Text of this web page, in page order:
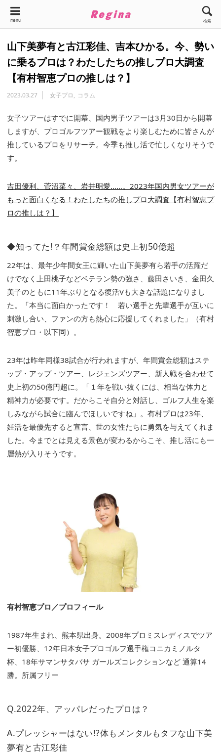
menu 検索
山下美夢有と古江彩佳、吉本ひかる。今、勢い
に乗るプロは？わたしたちの推しプロ大調査
【有村智恵プロの推しは？】
2023.03.27 女子プロ コラム
女子ツアーはすでに開幕、国内男子ツアーは3月30日から開幕
しますが、プロゴルフツアー観戦をより楽しむために皆さんが
推しているプロをリサーチ。今季も推し活で忙しくなりそうで
す。
吉田優利、菅沼菜々、岩井明愛……。2023年国内男女ツアーが
もっと面白くなる！わたしたちの推しプロ大調査【有村智恵プ
ロの推しは？】
◆知ってた!？年間賞金総額は史上初50億超
22年は、最年少年間女王に輝いた山下美夢有ら若手の活躍だ
けでなく上田桃子などベテラン勢の強さ、藤田さいき、金田久
美子のともに11年ぶりとなる復活Vも大きな話題になりまし
た。「本当に面白かったです！ 若い選手と先輩選手が互いに
刺激し合い、ファンの方も熱心に応援してくれました」（有村
智恵プロ・以下同）。
23年は昨年同様38試合が行われますが、年間賞金総額はステ
ップ・アップ・ツアー、レジェンズツアー、新人戦を合わせて
史上初の50億円超に。「１年を戦い抜くには、相当な体力と
精神力が必要です。だからこそ自分と対話し、ゴルフ人生を楽
しみながら試合に臨んでほしいですね」。有村プロは23年、
妊活を最優先すると宣言、世の女性たちに勇気を与えてくれま
した。今までとは見える景色が変わるからこそ、推し活にも一
層熱が入りそうです。
有村智恵プロ／プロフィール
1987年生まれ、熊本県出身。2008年プロミスレディスでツア
ー初優勝、12年日本女子プロゴルフ選手権コニカミノルタ
杯、18年サマンサタバサ ガールズコレクションなど 通算14
勝。所属フリー
Q.2022年、アッパレだったプロは？
A.プレッシャーはない!?体もメンタルもタフな山下美
夢有と古江彩佳